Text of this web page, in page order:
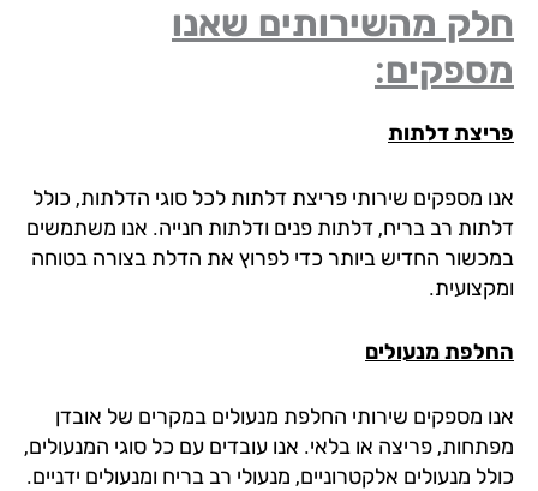
מהשירותים שאנו
דלתות
מספקים שירותי פריצת דלתות לכל סוגי הדלתות, כולל
רב בריח, דלתות פנים ודלתות חנייה. אנו משתמשים
החדיש ביותר כדי לפרוץ את הדלת בצורה בטוחה
מנעולים
מספקים שירותי החלפת מנעולים במקרים של אובדן
פריצה או בלאי. אנו עובדים עם כל סוגי המנעולים,
מנעולים אלקטרוניים, מנעולי רב בריח ומנעולים ידניים.